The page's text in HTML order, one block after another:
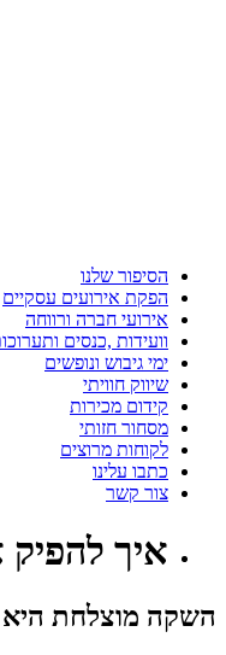
הסיפור שלנו
הפקת אירועים עסקיים
אירועי חברה ורווחה
וועידות ,כנסים
ימי גיבוש ונופשים
שיווק חוויתי
קידום מכירות
מסחור חזותי
לקוחות מרוצים
כתבו עלינו
צור קשר
איך
השקה מוצלחת